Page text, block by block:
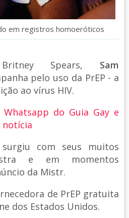
em registros homoeróticos
Spears, Sam
pelo uso da PrEP - a
ao vírus HIV.
do Guia Gay e
notícia
com seus muitos
e em momentos
da Mistr.
de PrEP gratuita
dos Estados Unidos.